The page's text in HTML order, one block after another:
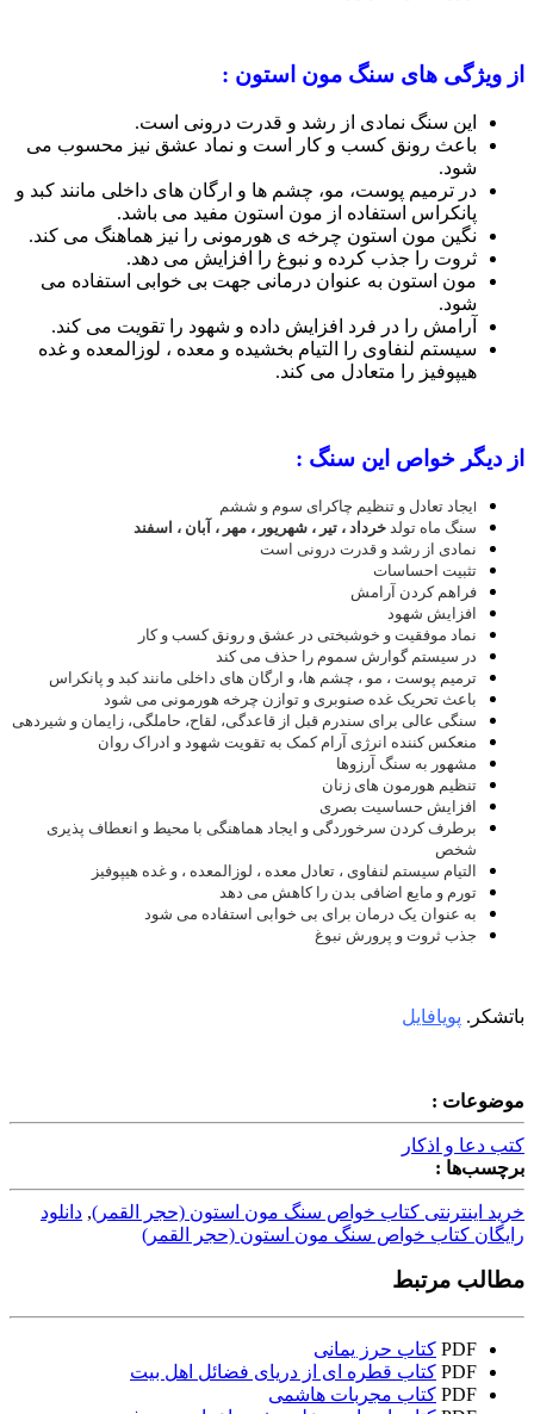
از ویژگی های سنگ مون استون :
این سنگ نمادی از رشد و قدرت درونی است.
باعث رونق کسب و کار است و نماد عشق نیز محسوب می
شود.
در ترمیم پوست، مو، چشم ها و ارگان های داخلی مانند کبد و
پانکراس استفاده از مون استون مفید می باشد.
نگین مون استون چرخه ی هورمونی را نیز هماهنگ می کند.
ثروت را جذب کرده و نبوغ را افزایش می دهد.
مون استون به عنوان درمانی جهت بی خوابی استفاده می
شود.
آرامش را در فرد افزایش داده و شهود را تقویت می کند.
سیستم لنفاوی را التیام بخشیده و معده ، لوزالمعده و غده
هیپوفیز را متعادل می کند.
از دیگر خواص این سنگ :
یجاد تعادل و تنظیم چاکرای سوم و ششم
سنگ ماه تولد خرداد ، تیر ، شهریور ، مهر ، آبان ، اسفند
نمادی از رشد و قدرت درونی است
تثبیت احساسات
فراهم کردن آرامش
افزایش شهود
نماد موفقیت و خوشبختی در عشق و رونق کسب و کار
در سیستم گوارش سموم را حذف می کند
ترمیم پوست ، مو ، چشم ها، و ارگان های داخلی مانند کبد و پانکراس
باعث تحریک غده صنوبری و توازن چرخه هورمونی می شود
سنگی عالی برای سندرم قبل از قاعدگی، لقاح، حاملگی، زایمان و شیردهی
منعکس کننده انرژی آرام کمک به تقویت شهود و ادراک روان
مشهور به سنگ آرزوها
تنظیم هورمون های زنان
افزایش حساسیت بصری
برطرف کردن سرخوردگی و ایجاد هماهنگی با محیط و انعطاف پذیری
شخص
التیام سیستم لنفاوی ، تعادل معده ، لوزالمعده ، و غده هیپوفیز
تورم و مایع اضافی بدن را کاهش می دهد
به عنوان یک درمان برای بی خوابی استفاده می شود
جذب ثروت و پرورش نبوغ
باتشکر. پویافایل
موضوعات :
کتب دعا و اذکار
برچسب‌ها :
خرید اینترنتی کتاب خواص سنگ مون استون (حجر القمر), دانلود
رایگان کتاب خواص سنگ مون استون (حجر القمر)
مطالب مرتبط
PDF کتاب حرز یمانی
PDF کتاب قطره ای از دریای فضائل اهل بیت
PDF کتاب مجربات هاشمی